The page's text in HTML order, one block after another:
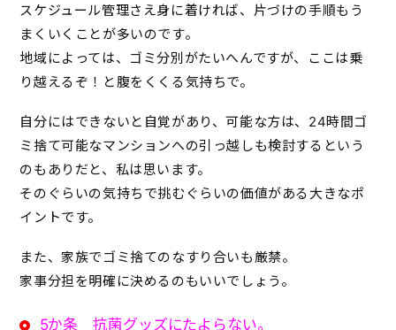
スケジュール管理さえ身に着ければ、片づけの手順もう
まくいくことが多いのです。
地域によっては、ゴミ分別がたいへんですが、ここは乗
り越えるぞ！と腹をくくる気持ちで。
自分にはできないと自覚があり、可能な方は、24時間ゴ
ミ捨て可能なマンションへの引っ越しも検討するという
のもありだと、私は思います。
そのぐらいの気持ちで挑むぐらいの価値がある大きなポ
イントです。
また、家族でゴミ捨てのなすり合いも厳禁。
家事分担を明確に決めるのもいいでしょう。
5か条 抗菌グッズにたよらない。